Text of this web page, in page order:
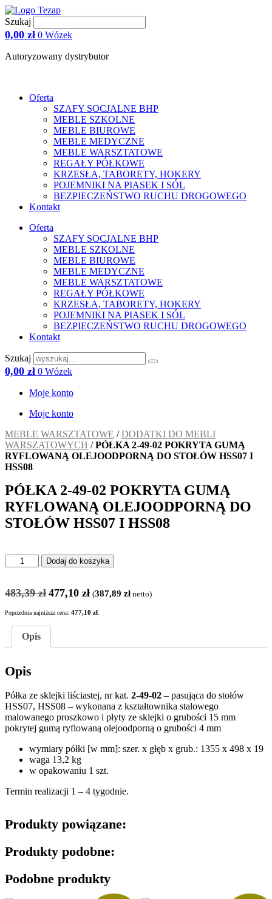
Przejdź
do
treści
Szukaj
0,00 zł 0 Wózek
Autoryzowany dystrybutor
Oferta
SZAFY SOCJALNE BHP
MEBLE SZKOLNE
MEBLE BIUROWE
MEBLE MEDYCZNE
MEBLE WARSZTATOWE
REGAŁY PÓŁKOWE
KRZESŁA, TABORETY, HOKERY
POJEMNIKI NA PIASEK I SÓL
BEZPIECZEŃSTWO RUCHU DROGOWEGO
Kontakt
Oferta
SZAFY SOCJALNE BHP
MEBLE SZKOLNE
MEBLE BIUROWE
MEBLE MEDYCZNE
MEBLE WARSZTATOWE
REGAŁY PÓŁKOWE
KRZESŁA, TABORETY, HOKERY
POJEMNIKI NA PIASEK I SÓL
BEZPIECZEŃSTWO RUCHU DROGOWEGO
Kontakt
Szukaj
0,00 zł 0 Wózek
Moje konto
Moje konto
MEBLE WARSZTATOWE /DODATKI DO MEBLI
WARSZATOWYCH /PÓŁKA 2-49-02 POKRYTA GUMĄ
RYFLOWANĄ OLEJOODPORNĄ DO STOŁÓW HSS07 I
HSS08
PÓŁKA 2-49-02 POKRYTA GUMĄ
RYFLOWANĄ OLEJOODPORNĄ DO
STOŁÓW HSS07 I HSS08
ilość
PÓŁKA
49-
POKRYTA
GUMĄ
RYFLOWANĄ
OLEJOODPORNĄ
STOŁÓW
HSS07
I
HSS08
Dodaj do koszyka
483,39zł Pierwotna
wynosiła:
483,39 zł.
477,10 złAktualna
wynosi:
(387,89 zł netto)
Poprzednia najniższa cena: 477,10 zł
Opis
Opis
Półka ze sklejki liściastej, nr kat. 2-49-02 – pasująca do stołów
HSS07, HSS08 – wykonana z kształtownika stalowego
malowanego proszkowo i płyty ze sklejki o grubości 15 mm
pokrytej gumą ryflowaną olejoodporną o grubości 4 mm
wymiary półki [w mm]: szer. x głęb x grub.: 1355 x 498 x 19
waga 13,2 kg
w opakowaniu 1 szt.
Termin realizacji 1 – 4 tygodnie.
Produkty powiązane:
Produkty podobne:
Podobne produkty